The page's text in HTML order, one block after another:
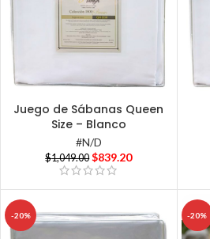
Juego de Sábanas Queen
Size – Blanco
#N/D
$1,049.00 $839.20
-20% -20%